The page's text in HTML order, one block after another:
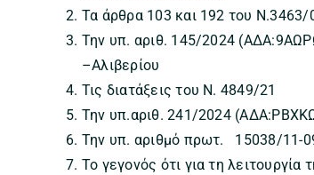
Τα άρθρα 103 και 192 του Ν.3463/
Την υπ. αριθ. 145/2024
–Αλιβερίου
Τις διατάξεις του Ν. 4849/21
Την υπ.αριθ. 241/2024
Την υπ. αριθμό πρωτ. 15038/11-
Το γεγονός ότι για τη